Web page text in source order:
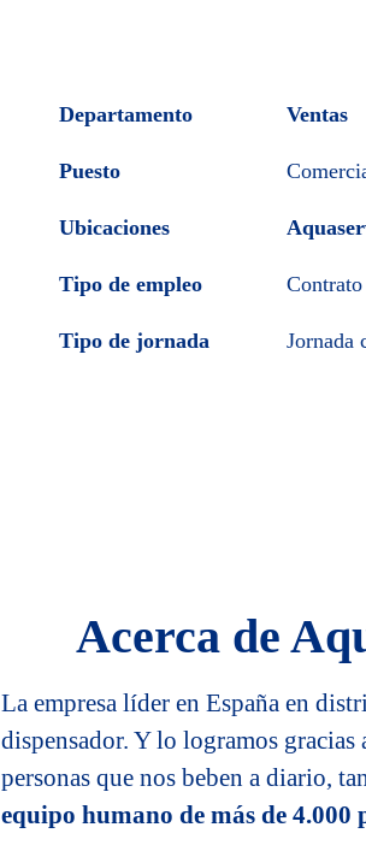
Departamento Ventas
Puesto
Ubicaciones
Tipo de empleo Contrato
Tipo de jornada Jornada
Acerca de
La empresa líder en España en
dispensador. Y lo logramos
personas que nos beben a diario,
equipo humano de más de 4.000